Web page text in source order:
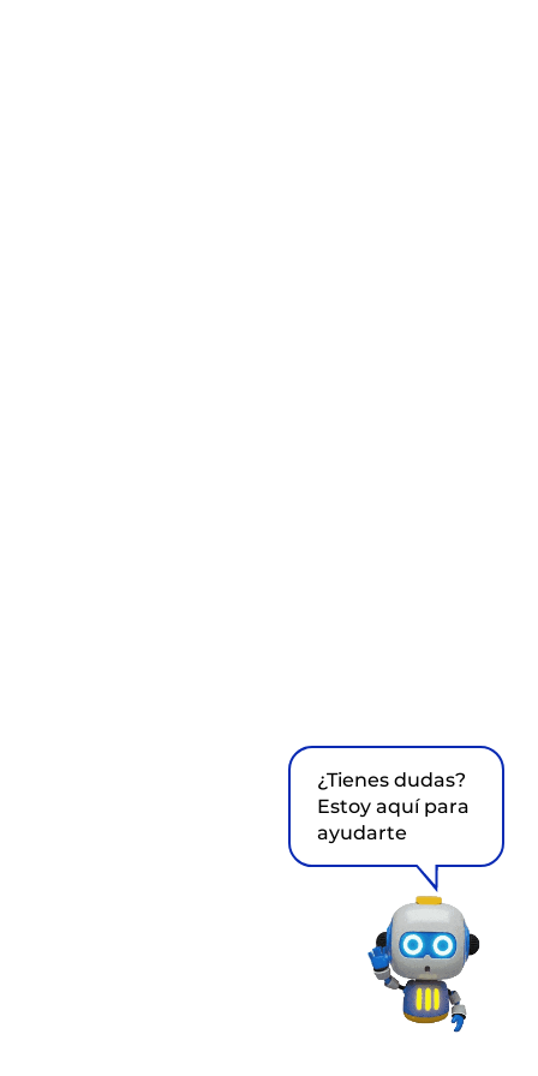
¿Tienes dudas?
Estoy aquí para
ayudarte